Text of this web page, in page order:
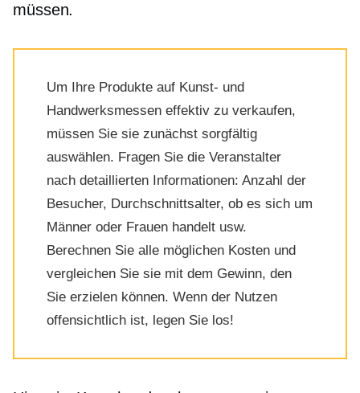
müssen.
Um Ihre Produkte auf Kunst- und
Handwerksmessen effektiv zu verkaufen,
müssen Sie sie zunächst sorgfältig
auswählen. Fragen Sie die Veranstalter
nach detaillierten Informationen: Anzahl der
Besucher, Durchschnittsalter, ob es sich um
Männer oder Frauen handelt usw.
Berechnen Sie alle möglichen Kosten und
vergleichen Sie sie mit dem Gewinn, den
Sie erzielen können. Wenn der Nutzen
offensichtlich ist, legen Sie los!